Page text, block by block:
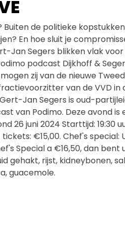
de politieke
En hoe sluit je
Jan Segers blikken vlak
podcast Dijkhoff &
zij van de nieuwe
van de VVD
Jan Segers is oud-
van Podimo. Deze avond
26 juni 2024 Starttijd: 19:30
€15,00. Chef's
Special a €16,50, dan bent
gehakt, rijst, kidneybonen,
guacemole.